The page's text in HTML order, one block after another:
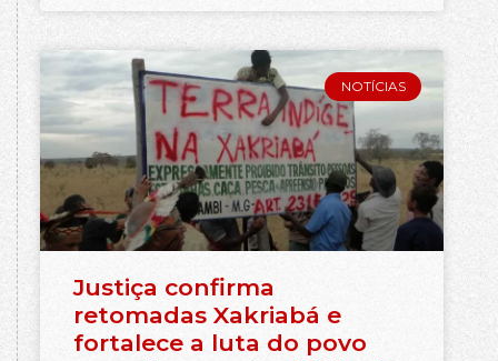
NOTÍCIAS
Justiça confirma
retomadas Xakriabá e
fortalece a luta do povo